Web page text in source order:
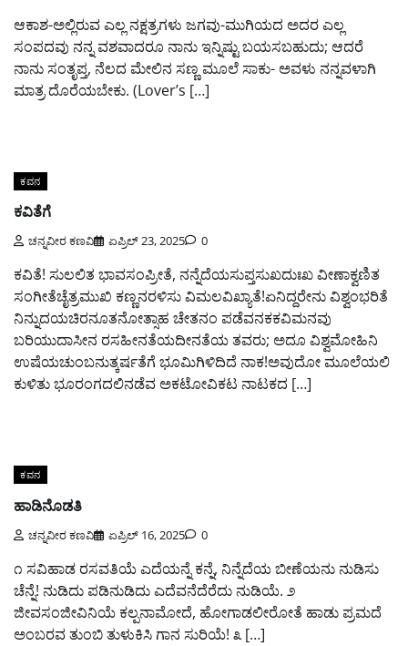
ಆಕಾಶ-ಅಲ್ಲಿರುವ ಎಲ್ಲ ನಕ್ಷತ್ರಗಳು ಜಗವು-ಮುಗಿಯದ ಅದರ ಎಲ್ಲ
ಸಂಪದವು ನನ್ನ ವಶವಾದರೂ ನಾನು ಇನ್ನಿಷ್ಟು ಬಯಸಬಹುದು; ಆದರೆ
ನಾನು ಸಂತೃಪ್ತ, ನೆಲದ ಮೇಲಿನ ಸಣ್ಣ ಮೂಲೆ ಸಾಕು- ಅವಳು ನನ್ನವಳಾಗಿ
ಮಾತ್ರ ದೊರೆಯಬೇಕು. (Lover’s […]
ಕವನ
ಕವಿತೆಗೆ
ಚನ್ನವೀರ ಕಣವಿ ಏಪ್ರಿಲ್ 23, 2025 0
ಕವಿತೆ! ಸುಲಲಿತ ಭಾವಸಂಪ್ರೀತೆ, ನನ್ನೆದೆಯಸುಪ್ತಸುಖದುಃಖ ವೀಣಾಕ್ವಣಿತ
ಸಂಗೀತೆಚೈತ್ರಮುಖಿ ಕಣ್ಣನರಳಿಸು ವಿಮಲವಿಖ್ಯಾತೆ!ಏನಿದ್ದರೇನು ವಿಶ್ವಂಭರಿತೆ
ನಿನ್ನುದಯಚಿರನೂತನೋತ್ಸಾಹ ಚೇತನಂ ಪಡೆವನಕಕವಿಮನವು
ಬರಿಯುದಾಸೀನ ರಸಹೀನತೆಯದೀನತೆಯ ತವರು; ಅದೂ ವಿಶ್ವಮೋಹಿನಿ
ಉಷೆಯಚುಂಬನುತ್ಕರ್ಷತೆಗೆ ಭೂಮಿಗಿಳಿದಿದೆ ನಾಕ!ಅವುದೋ ಮೂಲೆಯಲಿ
ಕುಳಿತು ಭೂರಂಗದಲಿನಡೆವ ಅಕಟೋವಿಕಟ ನಾಟಕದ […]
ಕವನ
ಹಾಡಿನೊಡತಿ
ಚನ್ನವೀರ ಕಣವಿ ಏಪ್ರಿಲ್ 16, 2025 0
೧ ಸವಿಹಾಡ ರಸವತಿಯೆ ಎದೆಯನ್ನೆ ಕನ್ನೆ, ನಿನ್ನೆದೆಯ ಬೀಣೆಯನು ನುಡಿಸು
ಚೆನ್ನೆ! ನುಡಿದು ಪಡಿನುಡಿದು ಎದೆವನೆದೆರೆದು ನುಡಿಯೆ. ೨
ಜೀವಸಂಜೀವಿನಿಯೆ ಕಲ್ಪನಾಮೋದೆ, ಹೋಗಾಡಲೀರೋತೆ ಹಾಡು ಪ್ರಮದೆ
ಅಂಬರವ ತುಂಬಿ ತುಳುಕಿಸಿ ಗಾನ ಸುರಿಯೆ! ೩ […]